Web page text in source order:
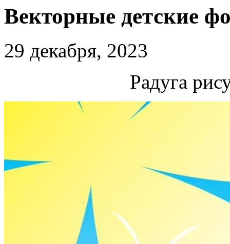
Векторные детские
29 декабря, 2023
Радуга